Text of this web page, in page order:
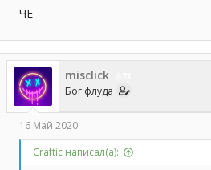
ЧЕ
misclick
Бог флуда
16 Май 2020
Craftic написал(а):